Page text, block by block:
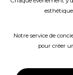
Notre service de
pour créer